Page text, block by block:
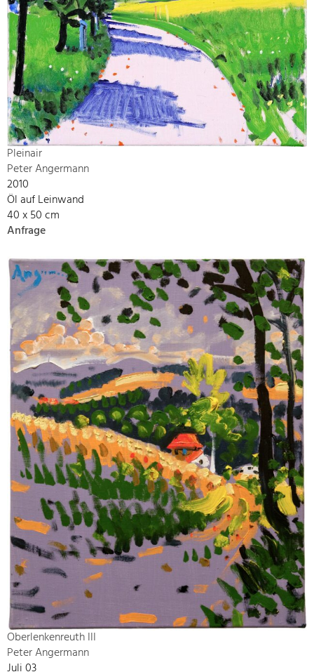
Pleinair
Peter Angermann
2010
Öl auf Leinwand
40 x 50 cm
Anfrage
Oberlenkenreuth III
Peter Angermann